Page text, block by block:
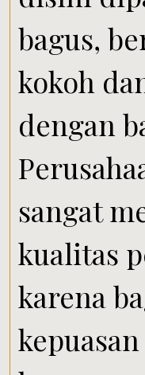
bagus,
kokoh
dengan
sangat
kualitas
karena